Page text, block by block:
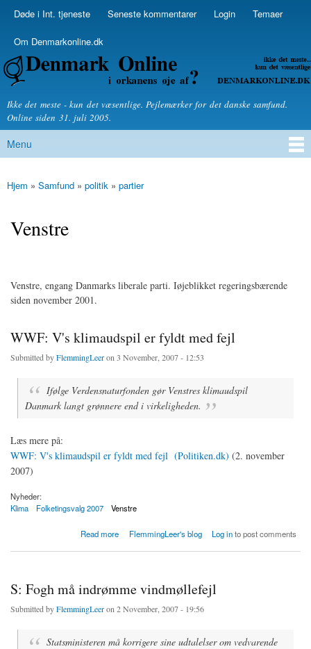
Skip to
Secondary menu
Døde i Int. tjeneste Seneste kommentarer Login Temaer
Om Denmarkonline.dk
Denmarkonline.dk - blognyheder om politik
Ikke det meste - kun det væsentlige. Pejlemærker for det danske samfund.
Online siden 31. juli 2005.
Main menu
Menu
You are here
Hjem » Samfund » politik » partier
Venstre
Venstre, engang Danmarks liberale parti. Iøjeblikket regeringsbærende
siden november 2001.
WWF: V's klimaudspil er fyldt med fejl
Submitted byFlemmingLeeron 3 November, 2007 - 12:53
Ifølge Verdensnaturfonden gør Venstres klimaudspil
Danmark langt grønnere end i virkeligheden.
Læs mere på:
WWF: V's klimaudspil er fyldt med fejl (Politiken.dk) (2. november
2007)
Nyheder:
Klima
Folketingsvalg 2007 Venstre
Read more
about WWF: V's klimaudspil er fyldt med fejlFlemmingLeer's blog Log into post comments
S: Fogh må indrømme vindmøllefejl
Submitted byFlemmingLeeron 2 November, 2007 - 19:56
Statsministeren må korrigere sine udtalelser om vedvarende